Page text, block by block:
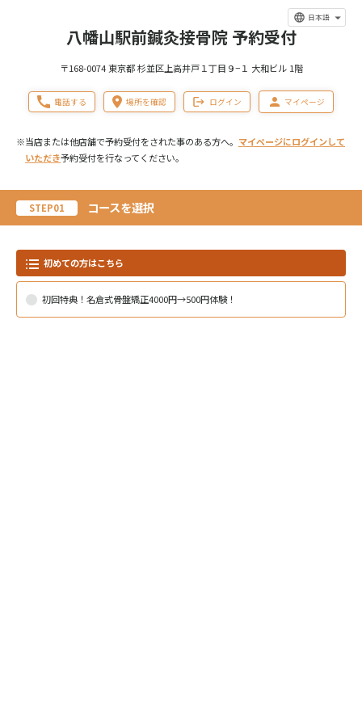
日本語
八幡山駅前鍼灸接骨院 予約受付
〒168-0074 東京都 杉並区上高井戸１丁目９−１ 大和ビル 1階
電話する 場所を確認 ログイン マイページ
※当店または他店舗で予約受付をされた事のある方へ。 マイページにログインして
いただき予約受付を行なってください。
STEP01 コースを選択
初めての方はこちら
初回特典！名倉式骨盤矯正4000円→500円体験！